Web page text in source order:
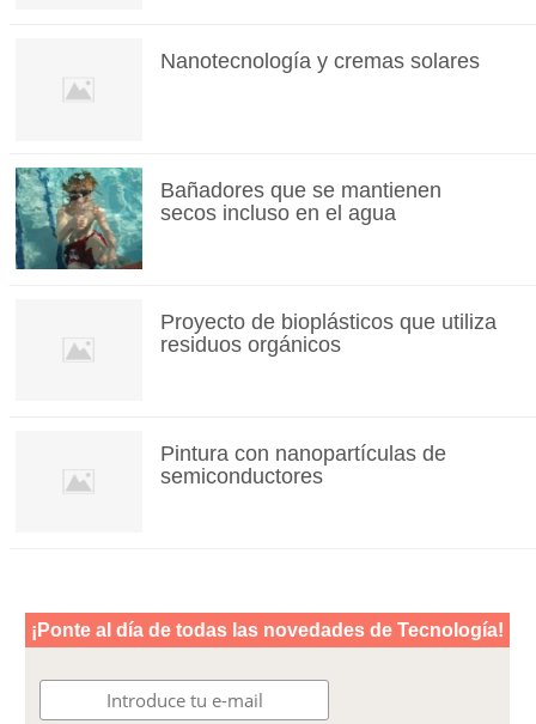
Nanotecnología y cremas solares
Bañadores que se mantienen
secos incluso en el agua
Proyecto de bioplásticos que utiliza
residuos orgánicos
Pintura con nanopartículas de
semiconductores